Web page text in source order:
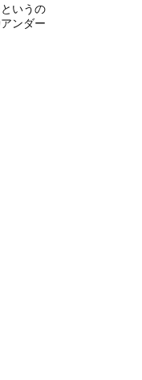
いうの
ンダー